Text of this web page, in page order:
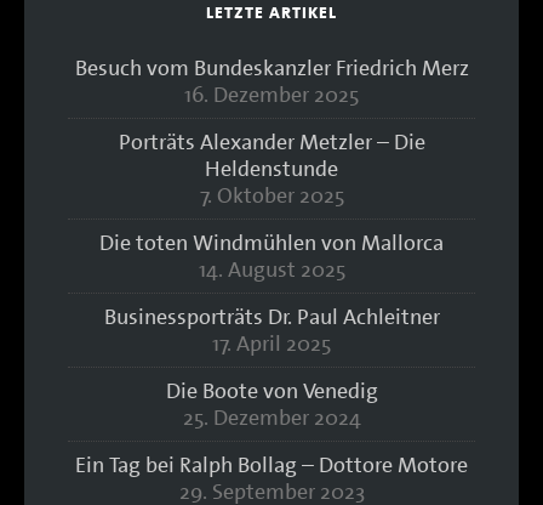
LETZTE ARTIKEL
Besuch vom Bundeskanzler Friedrich Merz
16. Dezember 2025
Porträts Alexander Metzler – Die
Heldenstunde
7. Oktober 2025
Die toten Windmühlen von Mallorca
14. August 2025
Businessporträts Dr. Paul Achleitner
17. April 2025
Die Boote von Venedig
25. Dezember 2024
Ein Tag bei Ralph Bollag – Dottore Motore
29. September 2023